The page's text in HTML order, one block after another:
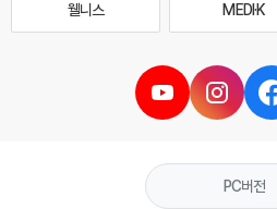
웰니스 MEDI·K
PC버전